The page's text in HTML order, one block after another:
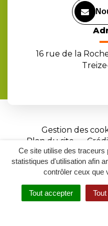
Ce site utilise des traceurs
statistiques d'utilisation afin
contrôler ceux que
Tout accepter
16 rue de la
Gestion des
Plan du site
Site
par